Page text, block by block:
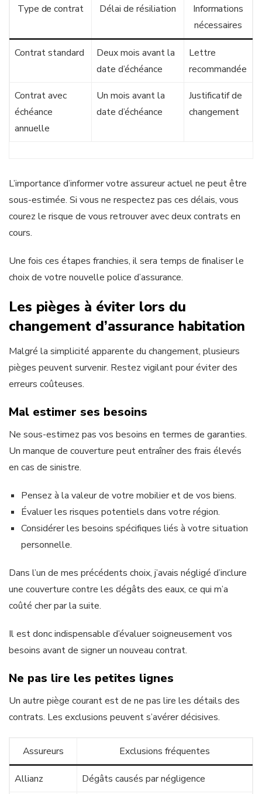
Type de contrat Délai de résiliation
Informations
nécessaires
Contrat standard
Deux mois avant la
date d’échéance
Lettre
recommandée
Contrat avec
échéance
annuelle
Un mois avant la
date d’échéance
Justificatif de
changement
L’importance d’informer votre assureur actuel ne peut être
sous-estimée. Si vous ne respectez pas ces délais, vous
courez le risque de vous retrouver avec deux contrats en
cours.
Une fois ces étapes franchies, il sera temps de finaliser le
choix de votre nouvelle police d’assurance.
Les pièges à éviter lors du
changement d’assurance habitation
Malgré la simplicité apparente du changement, plusieurs
pièges peuvent survenir. Restez vigilant pour éviter des
erreurs coûteuses.
Mal estimer ses besoins
Ne sous-estimez pas vos besoins en termes de garanties.
Un manque de couverture peut entraîner des frais élevés
en cas de sinistre.
Pensez à la valeur de votre mobilier et de vos biens.
Évaluer les risques potentiels dans votre région.
Considérer les besoins spécifiques liés à votre situation
personnelle.
Dans l’un de mes précédents choix, j’avais négligé d’inclure
une couverture contre les dégâts des eaux, ce qui m’a
coûté cher par la suite.
Il est donc indispensable d’évaluer soigneusement vos
besoins avant de signer un nouveau contrat.
Ne pas lire les petites lignes
Un autre piège courant est de ne pas lire les détails des
contrats. Les exclusions peuvent s’avérer décisives.
Assureurs Exclusions fréquentes
Allianz Dégâts causés par négligence